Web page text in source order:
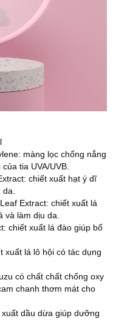
màng lọc chống nắng
tia UVA/UVB.
chiết xuất hạt ý dĩ
Extract: chiết xuất lá
và làm dịu da.
chiết xuất lá đào giúp bổ
xuất lá lô hội có tác dụng
có chất chất chống oxy
chanh thơm mát cho
dầu dừa giúp dưỡng